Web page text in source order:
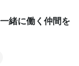
緒に働く仲間を